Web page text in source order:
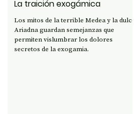
La traición exogámica
Los mitos de la terrible Medea y la dulce
Ariadna guardan semejanzas que
permiten vislumbrar los dolores
secretos de la exogamia.